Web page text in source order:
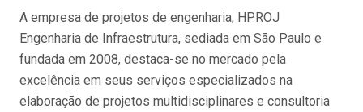
A empresa de projetos de engenharia, HPROJ
Engenharia de Infraestrutura, sediada em São Paulo e
fundada em 2008, destaca-se no mercado pela
excelência em seus serviços especializados na
elaboração de projetos multidisciplinares e consultoria